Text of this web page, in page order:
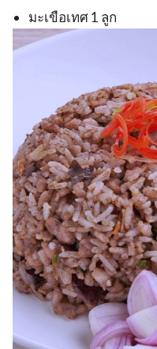
มะเขือเทศ 1 ลูก